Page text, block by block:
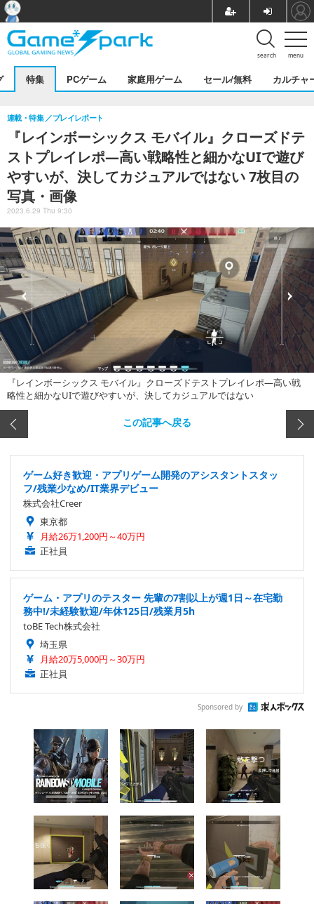
menu
search
特集 PCゲーム 家庭用ゲーム セール/無料 カルチャ
『レインボーシックス モバイル』クローズドテ
ストプレイレポ―高い戦略性と細かなUIで遊び
やすいが、決してカジュアルではない 7枚目の
写真・画像
連載・特集 プレイレポート
2023.6.29 Thu 9:30
『レインボーシックス モバイル』クローズドテストプレイレポ―高い戦
略性と細かなUIで遊びやすいが、決してカジュアルではない
この記事へ戻る
ゲーム好き歓迎・アプリゲーム開発のアシスタントスタッ
フ/残業少なめ/IT業界デビュー
株式会社Creer
東京都
月給26万1,200円～40万円
正社員
ゲーム・アプリのテスター 先輩の7割以上が週1日～在宅勤
務中!/未経験歓迎/年休125日/残業月5h
toBE Tech株式会社
埼玉県
月給20万5,000円～30万円
正社員
Sponsored by